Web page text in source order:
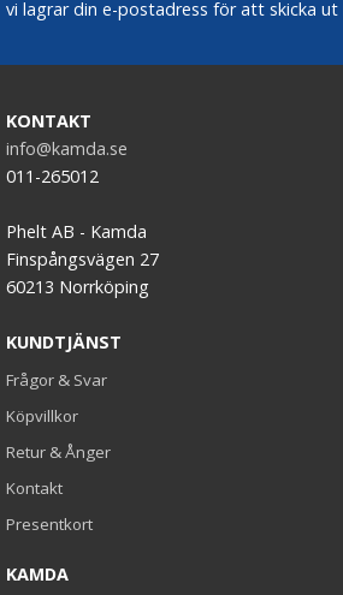
vi lagrar din e-postadress för att skicka ut
KONTAKT
info@kamda.se
011-265012
Phelt AB - Kamda
Finspångsvägen 27
60213 Norrköping
KUNDTJÄNST
Frågor & Svar
Köpvillkor
Retur & Ånger
Kontakt
Presentkort
KAMDA